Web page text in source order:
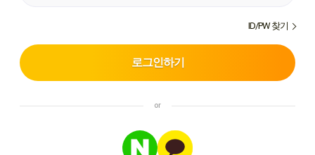
ID/PW 찾기
로그인하기